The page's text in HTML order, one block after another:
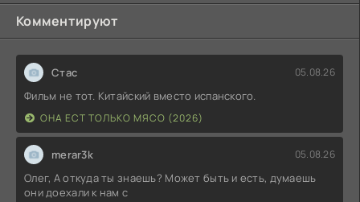
Комментируют
Стас 05.08.26
Фильм не тот. Китайский вместо испанского.
ОНА ЕСТ ТОЛЬКО МЯСО (2026)
merar3k 05.08.26
Олег, А откуда ты знаешь? Может быть и есть, думаешь
они доехали к нам с